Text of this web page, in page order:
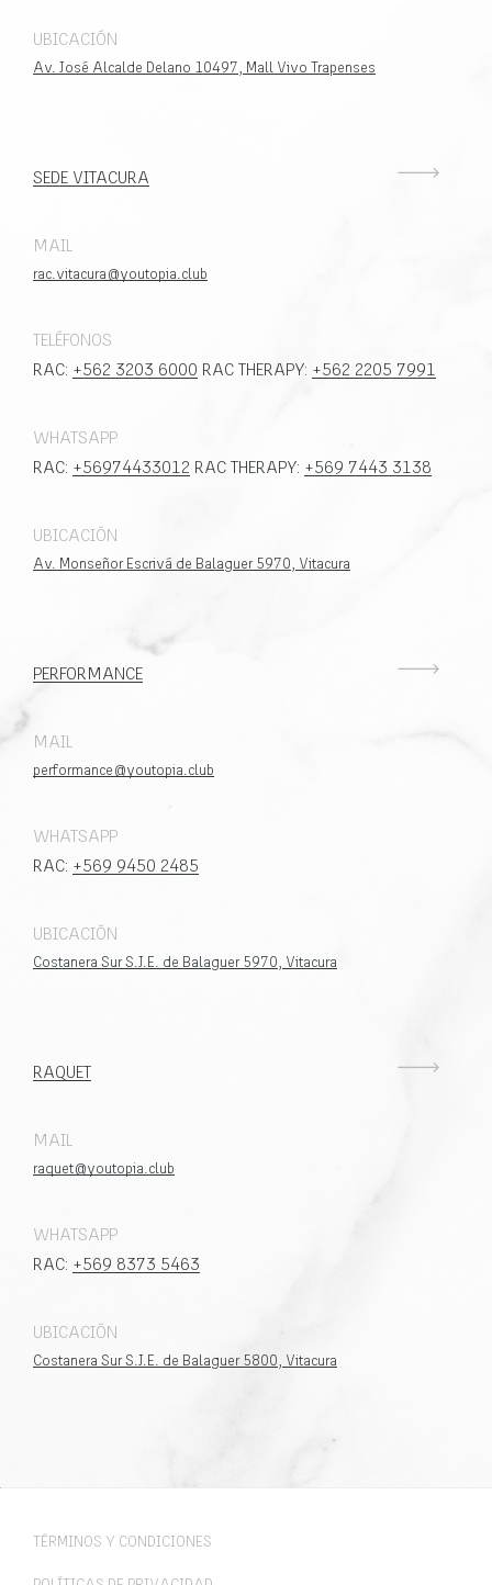
UBICACIÓN
Av. José Alcalde Delano 10497, Mall Vivo Trapenses
SEDE VITACURA
MAIL
rac.vitacura@youtopia.club
TELÉFONOS
RAC: +562 3203 6000 RAC THERAPY: +562 2205 7991
WHATSAPP
RAC: +56974433012 RAC THERAPY: +569 7443 3138
UBICACIÓN
Av. Monseñor Escrivá de Balaguer 5970, Vitacura
PERFORMANCE
MAIL
performance@youtopia.club
WHATSAPP
RAC: +569 9450 2485
UBICACIÓN
Costanera Sur S.J.E. de Balaguer 5970, Vitacura
RAQUET
MAIL
raquet@youtopia.club
WHATSAPP
RAC: +569 8373 5463
UBICACIÓN
Costanera Sur S.J.E. de Balaguer 5800, Vitacura
TÉRMINOS Y CONDICIONES